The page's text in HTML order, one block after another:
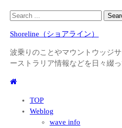
Skip
navigation
Skip
content
Search
Shoreline（ショアライン）
波乗りのことやマウントウッジ
ーストラリア情報などを日々綴っ
TOP
Weblog
wave info